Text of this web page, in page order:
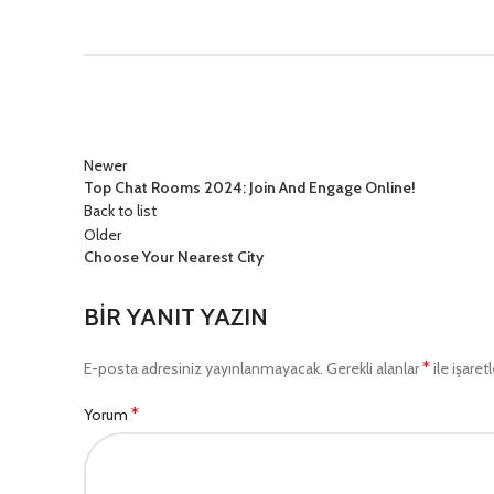
Newer
Top Chat Rooms 2024: Join And Engage Online!
Back to list
Older
Choose Your Nearest City
BIR YANIT YAZIN
E-posta adresiniz yayınlanmayacak. Gerekli alanlar*ile
Yorum *